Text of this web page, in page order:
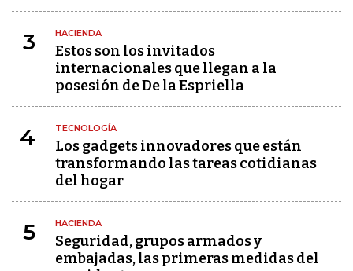
3 HACIENDA
Estos son los invitados
internacionales que llegan a la
posesión de De la Espriella
4 TECNOLOGÍA
Los gadgets innovadores que están
transformando las tareas cotidianas
del hogar
5 HACIENDA
Seguridad, grupos armados y
embajadas, las primeras medidas del